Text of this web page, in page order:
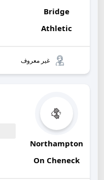
Bridge
Athletic
غير معروف
Northampton
On Cheneck